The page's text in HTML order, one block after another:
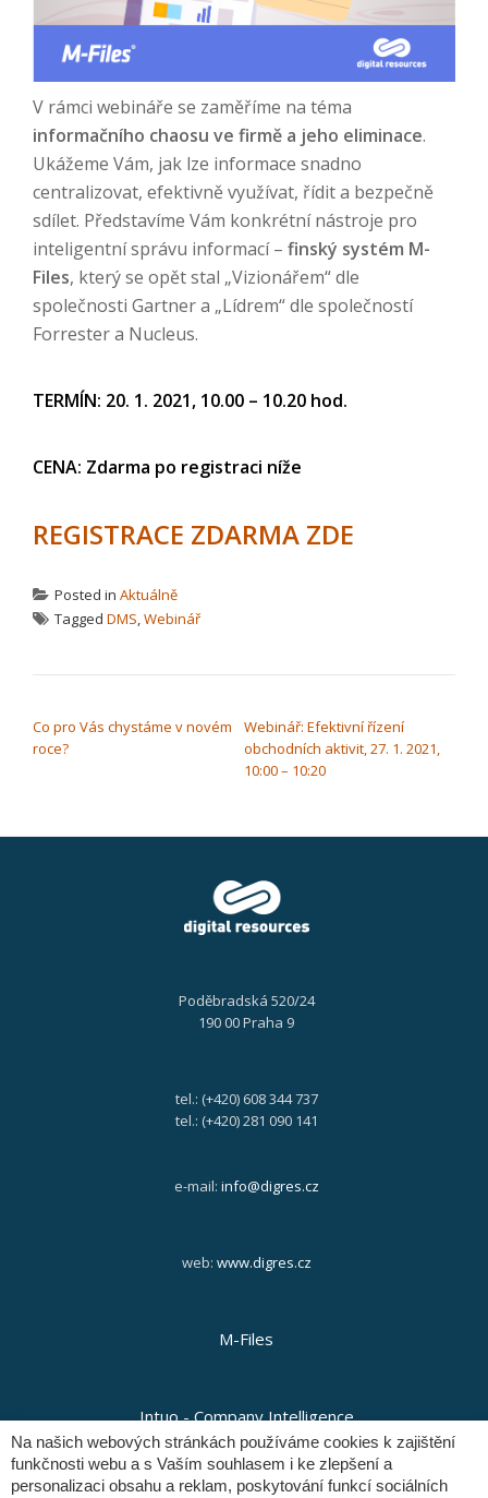
V rámci webináře se zaměříme na téma
informačního chaosu ve firmě a jeho eliminace.
Ukážeme Vám, jak lze informace snadno
centralizovat, efektivně využívat, řídit a bezpečně
sdílet. Představíme Vám konkrétní nástroje pro
inteligentní správu informací – finský systém M-
Files, který se opět stal „Vizionářem“ dle
společnosti Gartner a „Lídrem“ dle společností
Forrester a Nucleus.
TERMÍN: 20. 1. 2021, 10.00 – 10.20 hod.
CENA: Zdarma po registraci níže
REGISTRACE ZDARMA ZDE
Posted in Aktuálně
Tagged DMS Webinář
Co pro Vás chystáme v novém
roce?
Webinář: Efektivní řízení
obchodních aktivit, 27. 1. 2021,
10:00 – 10:20
Poděbradská 520/24
190 00 Praha 9
tel.: (+420) 608 344 737
tel.: (+420) 281 090 141
e-mail: info@digres.cz
web: www.digres.cz
M-Files
Intuo - Company Intelligence
Orange Solutions
Na našich webových stránkách používáme cookies k zajištění
funkčnosti webu a s Vaším souhlasem i ke zlepšení a
personalizaci obsahu a reklam, poskytování funkcí sociálních